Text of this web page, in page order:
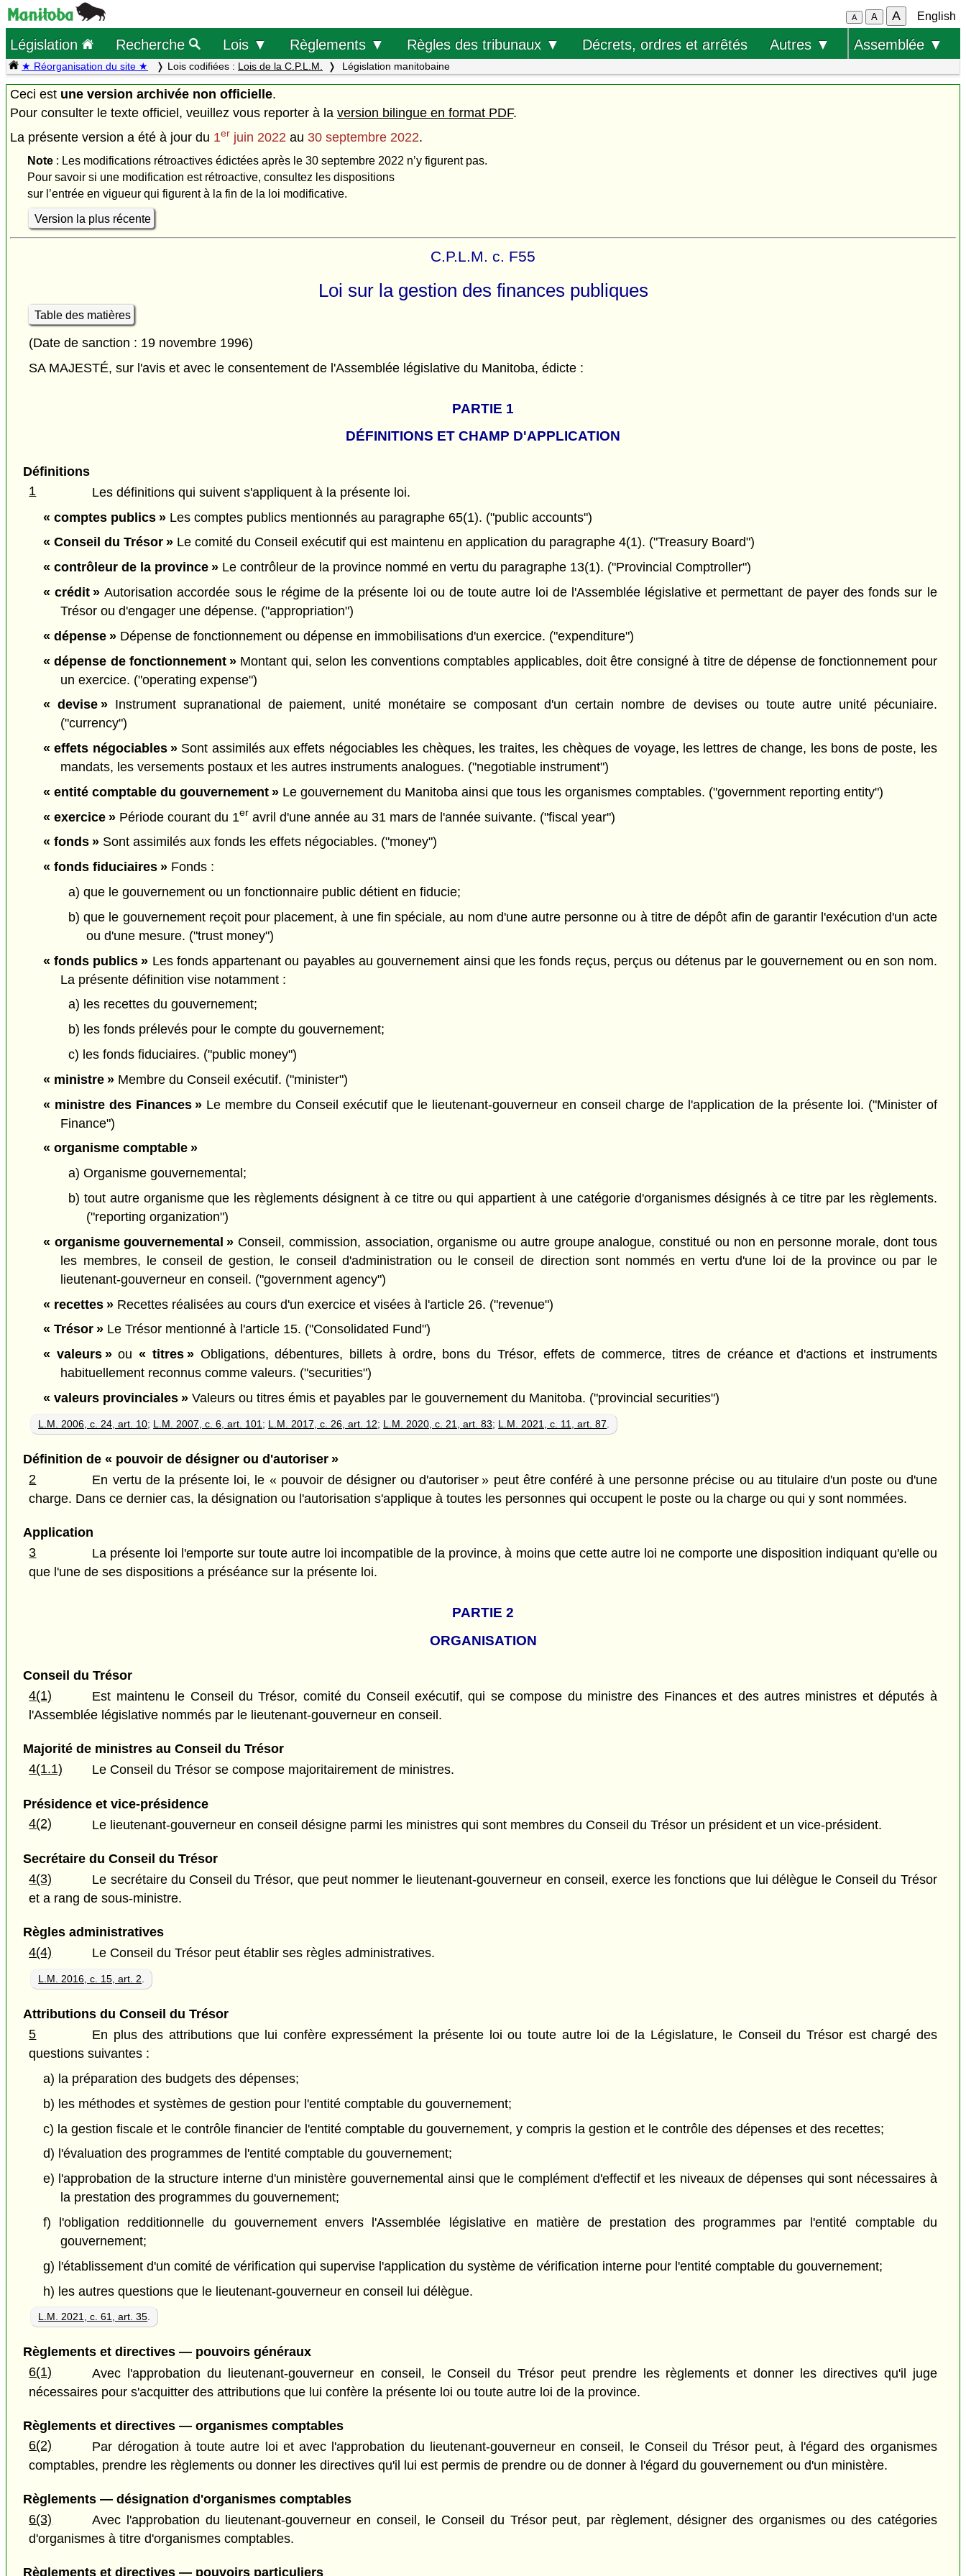
A A A English
Législation Recherche Lois ▼ Règlements ▼ Règles des tribunaux ▼ Décrets, ordres et arrêtés Autres ▼ Assemblée ▼
★ Réorganisation du site ★ Lois codifiées : Lois de la C.P.L.M. Législation manitobaine
Ceci est une version archivée non officielle.
Pour consulter le texte officiel, veuillez vous reporter à la version bilingue en format PDF.
La présente version a été à jour du 1er juin 2022 au 30 septembre 2022.
Note: Les modifications rétroactives édictées après le 30 septembre 2022 n’y figurent pas.
Pour savoir si une modification est rétroactive, consultez les dispositions
sur l’entrée en vigueur qui figurent à la fin de la loi modificative.
Version la plus récente
C.P.L.M. c. F55
Loi sur la gestion des finances publiques
Table des matières
(Date de sanction : 19 novembre 1996)
SA MAJESTÉ, sur l'avis et avec le consentement de l'Assemblée législative du Manitoba, édicte :
PARTIE 1
DÉFINITIONS ET CHAMP D'APPLICATION
Définitions
1
Les définitions qui suivent s'appliquent à la présente loi.
« comptes publics »Les comptes publics mentionnés au paragraphe 65(1). ("public accounts")
« Conseil du Trésor »Le comité du Conseil exécutif qui est maintenu en application du paragraphe 4(1). ("Treasury Board")
« contrôleur de la province »Le contrôleur de la province nommé en vertu du paragraphe 13(1). ("Provincial Comptroller")
« crédit »Autorisation accordée sous le régime de la présente loi ou de toute autre loi de l'Assemblée législative et permettant de payer des fonds sur le
Trésor ou d'engager une dépense. ("appropriation")
« dépense »Dépense de fonctionnement ou dépense en immobilisations d'un exercice. ("expenditure")
« dépense de fonctionnement »Montant qui, selon les conventions comptables applicables, doit être consigné à titre de dépense de fonctionnement pour
un exercice. ("operating expense")
« devise »Instrument supranational de paiement, unité monétaire se composant d'un certain nombre de devises ou toute autre unité pécuniaire.
("currency")
« effets négociables »Sont assimilés aux effets négociables les chèques, les traites, les chèques de voyage, les lettres de change, les bons de poste, les
mandats, les versements postaux et les autres instruments analogues. ("negotiable instrument")
« entité comptable du gouvernement »Le gouvernement du Manitoba ainsi que tous les organismes comptables. ("government reporting entity")
« exercice »Période courant du 1er avril d'une année au 31 mars de l'année suivante. ("fiscal year")
« fonds »Sont assimilés aux fonds les effets négociables. ("money")
« fonds fiduciaires »Fonds :
a) que le gouvernement ou un fonctionnaire public détient en fiducie;
b) que le gouvernement reçoit pour placement, à une fin spéciale, au nom d'une autre personne ou à titre de dépôt afin de garantir l'exécution d'un acte
ou d'une mesure. ("trust money")
« fonds publics » Les fonds appartenant ou payables au gouvernement ainsi que les fonds reçus, perçus ou détenus par le gouvernement ou en son nom.
La présente définition vise notamment :
a) les recettes du gouvernement;
b) les fonds prélevés pour le compte du gouvernement;
c) les fonds fiduciaires. ("public money")
« ministre »Membre du Conseil exécutif. ("minister")
« ministre des Finances »Le membre du Conseil exécutif que le lieutenant-gouverneur en conseil charge de l'application de la présente loi. ("Minister of
Finance")
« organisme comptable »
a) Organisme gouvernemental;
b) tout autre organisme que les règlements désignent à ce titre ou qui appartient à une catégorie d'organismes désignés à ce titre par les règlements.
("reporting organization")
« organisme gouvernemental » Conseil, commission, association, organisme ou autre groupe analogue, constitué ou non en personne morale, dont tous
les membres, le conseil de gestion, le conseil d'administration ou le conseil de direction sont nommés en vertu d'une loi de la province ou par le
lieutenant-gouverneur en conseil. ("government agency")
« recettes »Recettes réalisées au cours d'un exercice et visées à l'article 26. ("revenue")
« Trésor »Le Trésor mentionné à l'article 15. ("Consolidated Fund")
« valeurs »ou« titres »Obligations, débentures, billets à ordre, bons du Trésor, effets de commerce, titres de créance et d'actions et instruments
habituellement reconnus comme valeurs. ("securities")
« valeurs provinciales »Valeurs ou titres émis et payables par le gouvernement du Manitoba. ("provincial securities")
L.M. 2006, c. 24, art. 10; L.M. 2007, c. 6, art. 101 ; L.M. 2017, c. 26, art. 12; L.M. 2020, c. 21, art. 83; L.M. 2021, c. 11, art. 87
Définition de « pouvoir de désigner ou d'autoriser »
2
En vertu de la présente loi, le « pouvoir de désigner ou d'autoriser » peut être conféré à une personne précise ou au titulaire d'un poste ou d'une
charge. Dans ce dernier cas, la désignation ou l'autorisation s'applique à toutes les personnes qui occupent le poste ou la charge ou qui y sont nommées.
Application
3
La présente loi l'emporte sur toute autre loi incompatible de la province, à moins que cette autre loi ne comporte une disposition indiquant qu'elle ou
que l'une de ses dispositions a préséance sur la présente loi.
PARTIE 2
ORGANISATION
Conseil du Trésor
4(1)
Est maintenu le Conseil du Trésor, comité du Conseil exécutif, qui se compose du ministre des Finances et des autres ministres et députés à
l'Assemblée législative nommés par le lieutenant-gouverneur en conseil.
Majorité de ministres au Conseil du Trésor
4(1.1)
Le Conseil du Trésor se compose majoritairement de ministres.
Présidence et vice-présidence
4(2)
Le lieutenant-gouverneur en conseil désigne parmi les ministres qui sont membres du Conseil du Trésor un président et un vice-président.
Secrétaire du Conseil du Trésor
4(3)
Le secrétaire du Conseil du Trésor, que peut nommer le lieutenant-gouverneur en conseil, exerce les fonctions que lui délègue le Conseil du Trésor
et a rang de sous-ministre.
Règles administratives
4(4)
Le Conseil du Trésor peut établir ses règles administratives.
L.M. 2016, c. 15, art. 2
Attributions du Conseil du Trésor
5
En plus des attributions que lui confère expressément la présente loi ou toute autre loi de la Législature, le Conseil du Trésor est chargé des
questions suivantes :
a) la préparation des budgets des dépenses;
b) les méthodes et systèmes de gestion pour l'entité comptable du gouvernement;
c) la gestion fiscale et le contrôle financier de l'entité comptable du gouvernement, y compris la gestion et le contrôle des dépenses et des recettes;
d) l'évaluation des programmes de l'entité comptable du gouvernement;
e) l'approbation de la structure interne d'un ministère gouvernemental ainsi que le complément d'effectif et les niveaux de dépenses qui sont nécessaires à
la prestation des programmes du gouvernement;
f) l'obligation redditionnelle du gouvernement envers l'Assemblée législative en matière de prestation des programmes par l'entité comptable du
gouvernement;
g) l'établissement d'un comité de vérification qui supervise l'application du système de vérification interne pour l'entité comptable du gouvernement;
h) les autres questions que le lieutenant-gouverneur en conseil lui délègue.
L.M. 2021, c. 61, art. 35.
Règlements et directives — pouvoirs généraux
6(1)
Avec l'approbation du lieutenant-gouverneur en conseil, le Conseil du Trésor peut prendre les règlements et donner les directives qu'il juge
nécessaires pour s'acquitter des attributions que lui confère la présente loi ou toute autre loi de la province.
Règlements et directives — organismes comptables
6(2)
Par dérogation à toute autre loi et avec l'approbation du lieutenant-gouverneur en conseil, le Conseil du Trésor peut, à l'égard des organismes
comptables, prendre les règlements ou donner les directives qu'il lui est permis de prendre ou de donner à l'égard du gouvernement ou d'un ministère.
Règlements — désignation d'organismes comptables
6(3)
Avec l'approbation du lieutenant-gouverneur en conseil, le Conseil du Trésor peut, par règlement, désigner des organismes ou des catégories
d'organismes à titre d'organismes comptables.
Règlements et directives — pouvoirs particuliers